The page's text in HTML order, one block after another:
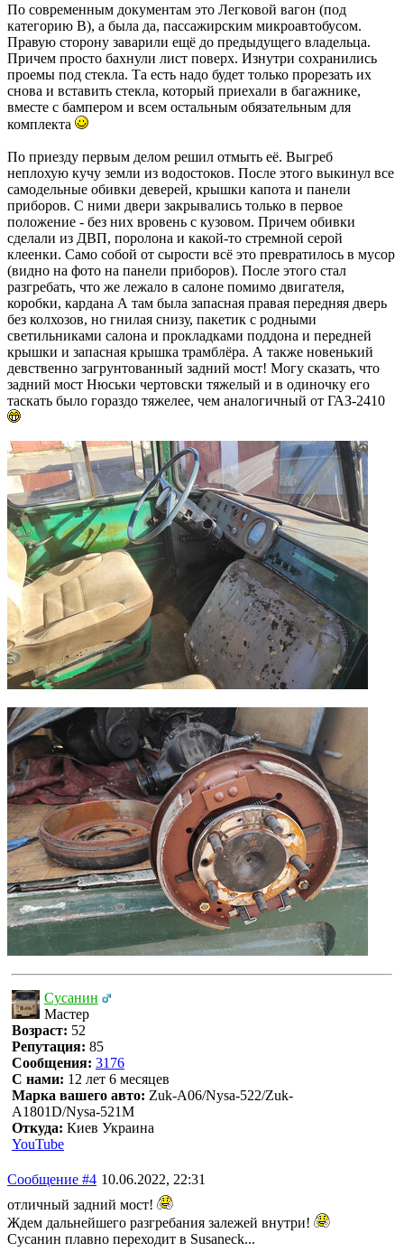
По современным документам это Легковой вагон (под
категорию B), а была да, пассажирским микроавтобусом.
Правую сторону заварили ещё до предыдущего владельца.
Причем просто бахнули лист поверх. Изнутри сохранились
проемы под стекла. Та есть надо будет только прорезать их
снова и вставить стекла, который приехали в багажнике,
вместе с бампером и всем остальным обязательным для
комплекта
По приезду первым делом решил отмыть её. Выгреб
неплохую кучу земли из водостоков. После этого выкинул все
самодельные обивки деверей, крышки капота и панели
приборов. С ними двери закрывались только в первое
положение - без них вровень с кузовом. Причем обивки
сделали из ДВП, поролона и какой-то стремной серой
клеенки. Само собой от сырости всё это превратилось в мусор
(видно на фото на панели приборов). После этого стал
разгребать, что же лежало в салоне помимо двигателя,
коробки, кардана А там была запасная правая передняя дверь
без колхозов, но гнилая снизу, пакетик с родными
светильниками салона и прокладками поддона и передней
крышки и запасная крышка трамблёра. А также новенький
девственно загрунтованный задний мост! Могу сказать, что
задний мост Нюськи чертовски тяжелый и в одиночку его
таскать было гораздо тяжелее, чем аналогичный от ГАЗ-2410
Сусанин
Мастер
Возраст: 52
Репутация: 85
Сообщения: 3176
С нами: 12 лет 6 месяцев
Марка вашего авто: Zuk-A06/Nysa-522/Zuk-
A1801D/Nysa-521M
Откуда: Киев Украина
YouTube
Сообщение #4 10.06.2022, 22:31
отличный задний мост!
Ждем дальнейшего разгребания залежей внутри!
Сусанин плавно переходит в Susaneck...